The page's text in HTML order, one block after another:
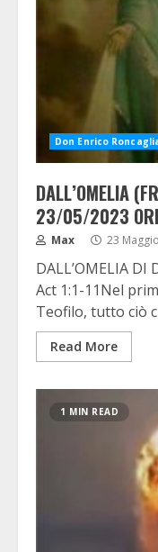
Don Enrico
DALL’OMELIA
23/05/2023
Max 23
DALL’OMELIA DI
Act 1:1-11Nel
Teofilo, tutto ciò
Read More
1 MIN READ